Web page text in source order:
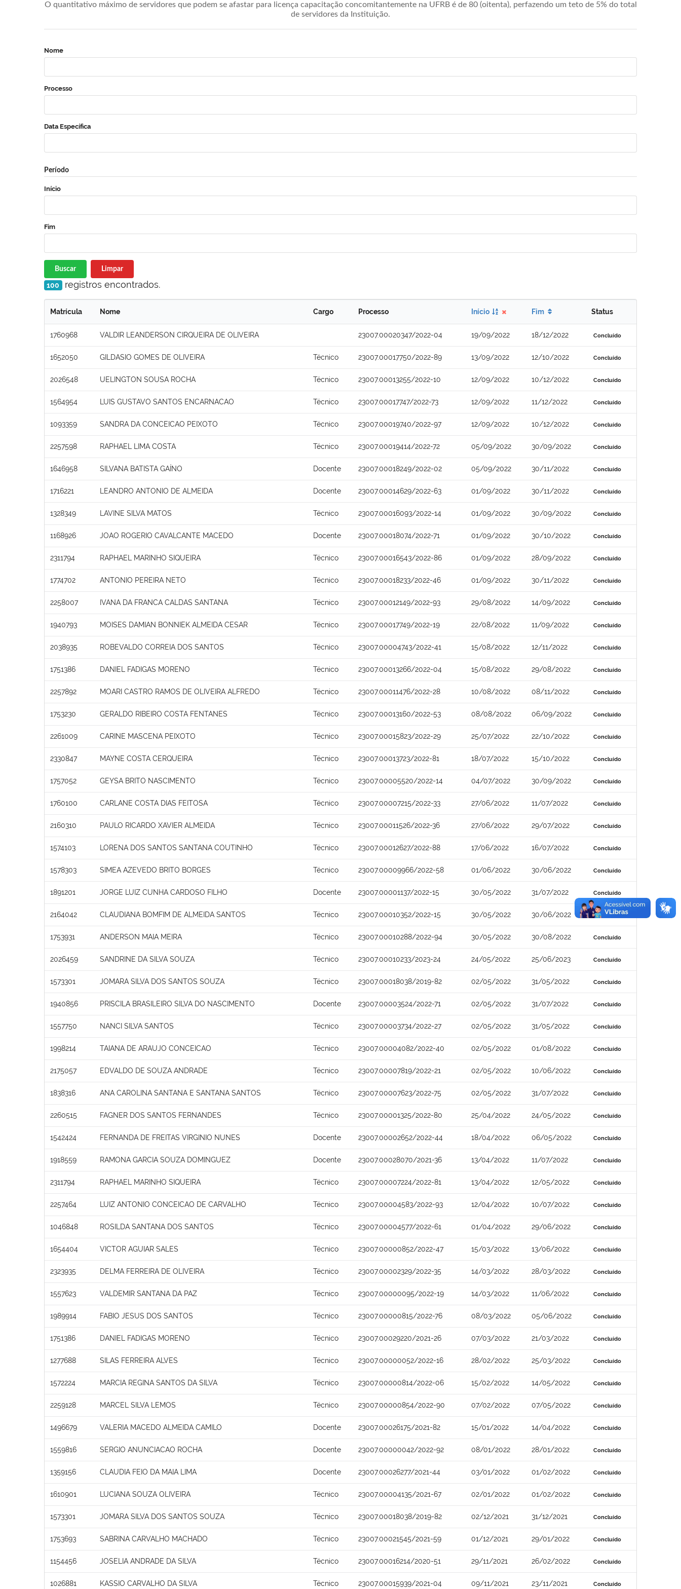
O quantitativo máximo de servidores que podem se afastar para licença capacitação concomitantemente na UFRB é de 80 (oitenta), perfazendo um teto de 5% do total
de servidores da Instituição.
Nome
Processo
Data Específica
Período
Início
Fim
Buscar Limpar
100 registros encontrados.
Matrícula Nome Cargo Processo Início Fim Status
1760968 VALDIR LEANDERSON CIRQUEIRA DE OLIVEIRA 23007.00020347/2022-04 19/09/2022 18/12/2022 Concluído
1652050 GILDASIO GOMES DE OLIVEIRA Técnico 23007.00017750/2022-89 13/09/2022 12/10/2022 Concluído
2026548 UELINGTON SOUSA ROCHA Técnico 23007.00013255/2022-10 12/09/2022 10/12/2022 Concluído
1564954 LUIS GUSTAVO SANTOS ENCARNACAO Técnico 23007.00017747/2022-73 12/09/2022 11/12/2022 Concluído
1093359 SANDRA DA CONCEICAO PEIXOTO Técnico 23007.00019740/2022-97 12/09/2022 10/12/2022 Concluído
2257598 RAPHAEL LIMA COSTA Técnico 23007.00019414/2022-72 05/09/2022 30/09/2022 Concluído
1646958 SILVANA BATISTA GAÍNO Docente 23007.00018249/2022-02 05/09/2022 30/11/2022 Concluído
1716221 LEANDRO ANTONIO DE ALMEIDA Docente 23007.00014629/2022-63 01/09/2022 30/11/2022 Concluído
1328349 LAVINE SILVA MATOS Técnico 23007.00016093/2022-14 01/09/2022 30/09/2022 Concluído
1168926 JOAO ROGERIO CAVALCANTE MACEDO Docente 23007.00018074/2022-71 01/09/2022 30/10/2022 Concluído
2311794 RAPHAEL MARINHO SIQUEIRA Técnico 23007.00016543/2022-86 01/09/2022 28/09/2022 Concluído
1774702 ANTONIO PEREIRA NETO Técnico 23007.00018233/2022-46 01/09/2022 30/11/2022 Concluído
2258007 IVANA DA FRANCA CALDAS SANTANA Técnico 23007.00012149/2022-93 29/08/2022 14/09/2022 Concluído
1940793 MOISES DAMIAN BONNIEK ALMEIDA CESAR Técnico 23007.00017749/2022-19 22/08/2022 11/09/2022 Concluído
2038935 ROBEVALDO CORREIA DOS SANTOS Técnico 23007.00004743/2022-41 15/08/2022 12/11/2022 Concluído
1751386 DANIEL FADIGAS MORENO Técnico 23007.00013266/2022-04 15/08/2022 29/08/2022 Concluído
2257892 MOARI CASTRO RAMOS DE OLIVEIRA ALFREDO Técnico 23007.00011476/2022-28 10/08/2022 08/11/2022 Concluído
1753230 GERALDO RIBEIRO COSTA FENTANES Técnico 23007.00013160/2022-53 08/08/2022 06/09/2022 Concluído
2261009 CARINE MASCENA PEIXOTO Técnico 23007.00015823/2022-29 25/07/2022 22/10/2022 Concluído
2330847 MAYNE COSTA CERQUEIRA Técnico 23007.00013723/2022-81 18/07/2022 15/10/2022 Concluído
1757052 GEYSA BRITO NASCIMENTO Técnico 23007.00005520/2022-14 04/07/2022 30/09/2022 Concluído
1760100 CARLANE COSTA DIAS FEITOSA Técnico 23007.00007215/2022-33 27/06/2022 11/07/2022 Concluído
2160310 PAULO RICARDO XAVIER ALMEIDA Técnico 23007.00011526/2022-36 27/06/2022 29/07/2022 Concluído
1574103 LORENA DOS SANTOS SANTANA COUTINHO Técnico 23007.00012627/2022-88 17/06/2022 16/07/2022 Concluído
1578303 SIMEA AZEVEDO BRITO BORGES Técnico 23007.00009966/2022-58 01/06/2022 30/06/2022 Concluído
1891201 JORGE LUIZ CUNHA CARDOSO FILHO Docente 23007.00001137/2022-15 30/05/2022 31/07/2022 Concluído
2164042 CLAUDIANA BOMFIM DE ALMEIDA SANTOS Técnico 23007.00010352/2022-15 30/05/2022 30/06/2022 Concluído
1753931 ANDERSON MAIA MEIRA Técnico 23007.00010288/2022-94 30/05/2022 30/08/2022 Concluído
2026459 SANDRINE DA SILVA SOUZA Técnico 23007.00010233/2023-24 24/05/2022 25/06/2023 Concluído
1573301 JOMARA SILVA DOS SANTOS SOUZA Técnico 23007.00018038/2019-82 02/05/2022 31/05/2022 Concluído
1940856 PRISCILA BRASILEIRO SILVA DO NASCIMENTO Docente 23007.00003524/2022-71 02/05/2022 31/07/2022 Concluído
1557750 NANCI SILVA SANTOS Técnico 23007.00003734/2022-27 02/05/2022 31/05/2022 Concluído
1998214 TAIANA DE ARAUJO CONCEICAO Técnico 23007.00004082/2022-40 02/05/2022 01/08/2022 Concluído
2175057 EDVALDO DE SOUZA ANDRADE Técnico 23007.00007819/2022-21 02/05/2022 10/06/2022 Concluído
1838316 ANA CAROLINA SANTANA E SANTANA SANTOS Técnico 23007.00007623/2022-75 02/05/2022 31/07/2022 Concluído
2260515 FAGNER DOS SANTOS FERNANDES Técnico 23007.00001325/2022-80 25/04/2022 24/05/2022 Concluído
1542424 FERNANDA DE FREITAS VIRGINIO NUNES Docente 23007.00002652/2022-44 18/04/2022 06/05/2022 Concluído
1918559 RAMONA GARCIA SOUZA DOMINGUEZ Docente 23007.00028070/2021-36 13/04/2022 11/07/2022 Concluído
2311794 RAPHAEL MARINHO SIQUEIRA Técnico 23007.00007224/2022-81 13/04/2022 12/05/2022 Concluído
2257464 LUIZ ANTONIO CONCEICAO DE CARVALHO Técnico 23007.00004583/2022-93 12/04/2022 10/07/2022 Concluído
1046848 ROSILDA SANTANA DOS SANTOS Técnico 23007.00004577/2022-61 01/04/2022 29/06/2022 Concluído
1654404 VICTOR AGUIAR SALES Técnico 23007.00000852/2022-47 15/03/2022 13/06/2022 Concluído
2323935 DELMA FERREIRA DE OLIVEIRA Técnico 23007.00002329/2022-35 14/03/2022 28/03/2022 Concluído
1557623 VALDEMIR SANTANA DA PAZ Técnico 23007.00000095/2022-19 14/03/2022 11/06/2022 Concluído
1989914 FABIO JESUS DOS SANTOS Técnico 23007.00000815/2022-76 08/03/2022 05/06/2022 Concluído
1751386 DANIEL FADIGAS MORENO Técnico 23007.00029220/2021-26 07/03/2022 21/03/2022 Concluído
1277688 SILAS FERREIRA ALVES Técnico 23007.00000052/2022-16 28/02/2022 25/03/2022 Concluído
1572224 MARCIA REGINA SANTOS DA SILVA Técnico 23007.00000814/2022-06 15/02/2022 14/05/2022 Concluído
2259128 MARCEL SILVA LEMOS Técnico 23007.00000854/2022-90 07/02/2022 07/05/2022 Concluído
1496679 VALERIA MACEDO ALMEIDA CAMILO Docente 23007.00026175/2021-82 15/01/2022 14/04/2022 Concluído
1559816 SERGIO ANUNCIACAO ROCHA Docente 23007.00000042/2022-92 08/01/2022 28/01/2022 Concluído
1359156 CLAUDIA FEIO DA MAIA LIMA Docente 23007.00026277/2021-44 03/01/2022 01/02/2022 Concluído
1610901 LUCIANA SOUZA OLIVEIRA Técnico 23007.00004135/2021-67 02/01/2022 01/02/2022 Concluído
1573301 JOMARA SILVA DOS SANTOS SOUZA Técnico 23007.00018038/2019-82 02/12/2021 31/12/2021 Concluído
1753693 SABRINA CARVALHO MACHADO Técnico 23007.00021545/2021-59 01/12/2021 29/01/2022 Concluído
1154456 JOSELIA ANDRADE DA SILVA Técnico 23007.00016214/2020-51 29/11/2021 26/02/2022 Concluído
1026881 KASSIO CARVALHO DA SILVA Técnico 23007.00015939/2021-04 09/11/2021 23/11/2021 Concluído